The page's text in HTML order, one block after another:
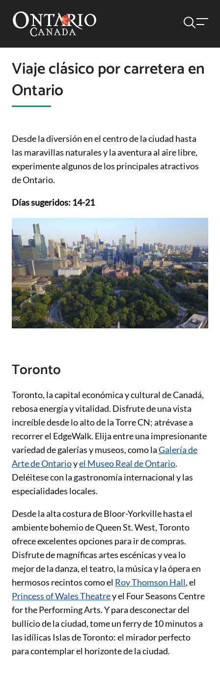
Viaje clásico por carretera en
Ontario
Desde la diversión en el centro de la ciudad hasta
las maravillas naturales y la aventura al aire libre,
experimente algunos de los principales atractivos
de Ontario.
Días sugeridos: 14-21
Toronto
Toronto, la capital económica y cultural de Canadá,
rebosa energía y vitalidad. Disfrute de una vista
increíble desde lo alto de la Torre CN; atrévase a
recorrer el EdgeWalk. Elija entre una impresionante
variedad de galerías y museos, como laGalería de
Arte de Ontarioyel Museo Real de Ontario.
Deléitese con la gastronomía internacional y las
especialidades locales.
Desde la alta costura de Bloor-Yorkville hasta el
ambiente bohemio de Queen St. West, Toronto
ofrece excelentes opciones para ir de compras.
Disfrute de magníficas artes escénicas y vea lo
mejor de la danza, el teatro, la música y la ópera en
hermosos recintos como el Roy Thomson Hall, el
Princess of Wales Theatrey el Four Seasons Centre
for the Performing Arts. Y para desconectar del
bullicio de la ciudad, tome un ferry de 10 minutos a
las idílicas Islas de Toronto: el mirador perfecto
para contemplar el horizonte de la ciudad.